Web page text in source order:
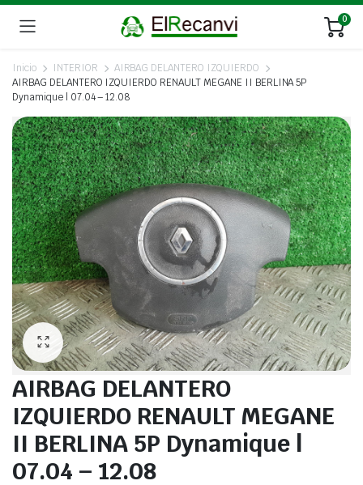
0
Inicio INTERIOR
AIRBAG DELANTERO IZQUIERDO
AIRBAG DELANTERO IZQUIERDO RENAULT MEGANE II BERLINA 5P
Dynamique | 07.04 – 12.08
AIRBAG DELANTERO
IZQUIERDO RENAULT MEGANE
II BERLINA 5P Dynamique |
07.04 – 12.08